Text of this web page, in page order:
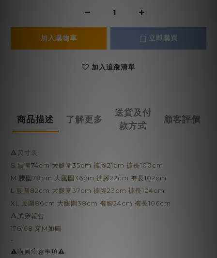
加入購物車 立即購買
加入追蹤清單
商品描述 了解更多
送貨及付
款方式
顧客評價
🔺尺寸表
S 腰圍74cm 大腿圍35cm 褲腳21cm 褲長100cm
M 腰圍78cm 大腿圍36cm 褲腳22cm 褲長102cm
L 腰圍82cm 大腿圍37cm 褲腳23cm 褲長104cm
XL 腰圍86cm 大腿圍38cm 褲腳24cm 褲長106cm
🔺試穿報告
176/68 穿M如圖
-
⚠️購買注意事項⚠️